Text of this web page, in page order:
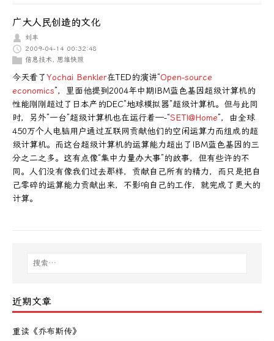
广大人民创造的文化
刘丰
2009-04-14 00:32:48
信息技术, 思维快照
今天看了Yochai Benkler在TED的演讲“Open-source
economics”，里面他提到2004年中期IBM蓝色基因超级计算机的
性能刚刚超过了日本产的DEC”地球模拟器”超级计算机。但与此同
时，另外”一台”超级计算机也在运行着—-“SETI@Home”，由全球
450万个人电脑用户通过互联网贡献他们的空闲运算力而组成的超
级计算机。而这台超级计算机的运算能力超出了IBM蓝色基因的三
分之二之多。这有点像“集中力量办大事”的故事，但有些许的不
同。人们没有像我们过去那样，贡献自己所有的精力，而只是把自
己零碎的运算能力贡献出来，不影响自己的工作，就完成了更大的
计算。
近期文章
重读《乔布斯传》